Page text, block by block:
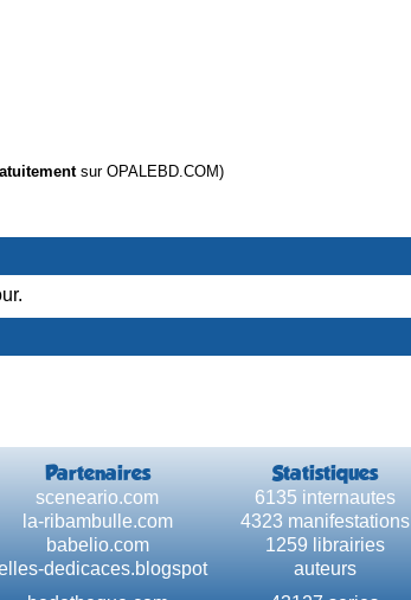
sur OPALEBD.COM)
Partenaires Statistiques
sceneario.com
6135 internautes
la-ribambulle.com
4323 manifestations
babelio.com
1259 librairies
dedicaces.blogspot
auteurs